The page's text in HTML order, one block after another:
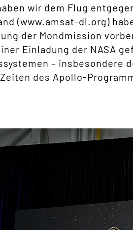
wir dem Flug
(www.amsat-dl.org)
der Mondmission
Einladung der NASA
– insbesondere
des Apollo-